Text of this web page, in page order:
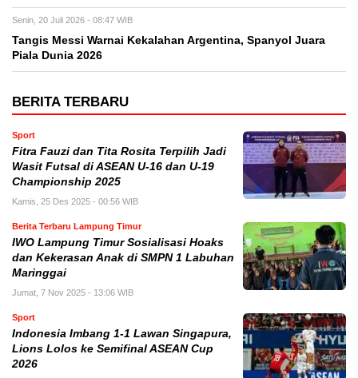
Senin, 20 Juli 2026 - 08:47 WIB
Tangis Messi Warnai Kekalahan Argentina, Spanyol Juara
Piala Dunia 2026
BERITA TERBARU
Sport
Fitra Fauzi dan Tita Rosita Terpilih Jadi
Wasit Futsal di ASEAN U-16 dan U-19
Championship 2025
Kamis, 25 Des 2025 - 00:56 WIB
Berita Terbaru Lampung Timur
IWO Lampung Timur Sosialisasi Hoaks
dan Kekerasan Anak di SMPN 1 Labuhan
Maringgai
Jumat, 7 Nov 2025 - 13:06 WIB
Sport
Indonesia Imbang 1-1 Lawan Singapura,
Lions Lolos ke Semifinal ASEAN Cup
2026